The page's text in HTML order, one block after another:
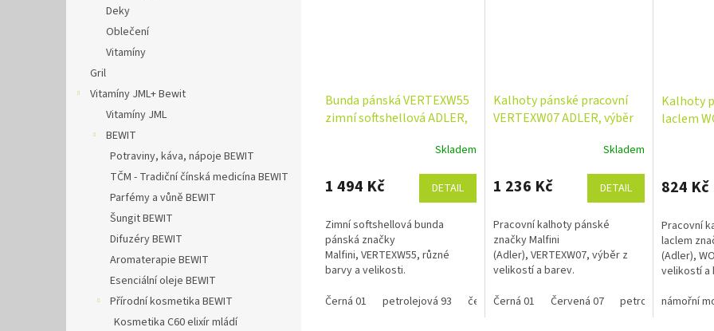
Deky
Oblečení
Vitamíny
Gril
Vitamíny JML+ Bewit
Vitamíny JML
BEWIT
Potraviny, káva, nápoje BEWIT
TČM - Tradiční čínská medicína BEWIT
Parfémy a vůně BEWIT
Šungit BEWIT
Difuzéry BEWIT
Aromaterapie BEWIT
Esenciální oleje BEWIT
Přírodní kosmetika BEWIT
Kosmetika C60 elixír mládí
Bunda pánská VERTEXW55
zimní softshellová ADLER,
Skladem
1 494 Kč DETAIL
Zimní softshellová bunda
pánská značky
Malfini, VERTEXW55, různé
barvy a velikosti.
Černá 01
petrolejová 93 červená 23 ebony gray 94
Kalhoty pánské pracovní
VERTEXW07 ADLER, výběr
Skladem
1 236 Kč DETAIL
Pracovní kalhoty pánské
značky Malfini
(Adler), VERTEXW07, výběr z
velikostí a barev.
Černá 01
Červená 07 petrolejová 93
Kalhoty
laclem
824 Kč
Pracovní
laclem
(Adler),
velikostí a
námořní